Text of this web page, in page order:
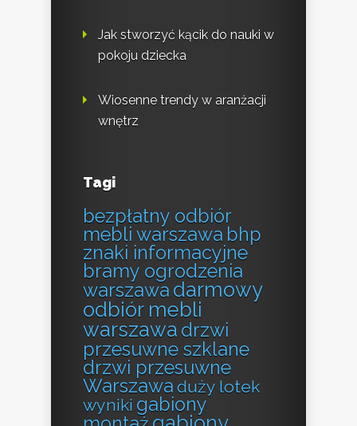
Jak stworzyć kącik do nauki w
pokoju dziecka
Wiosenne trendy w aranżacji
wnętrz
Tagi
bezpłatny odbiór
mebli warszawa bhp
znaki informacyjne
bramy ogrodzenia
warszawa darmowy
odbiór mebli
warszawa drzwi
przesuwne szklane
drzwi przesuwne
Warszawa duży lotek
wyniki gabiony